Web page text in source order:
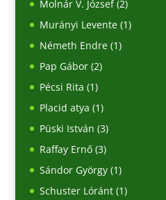
Molnár V. József(2)
Murányi Levente(1)
Németh Endre(1)
Pap Gábor(2)
Pécsi Rita (1)
Placid atya (1)
Püski István (3)
Raffay Ernő(3)
Sándor György(1)
Schuster Lóránt(1)